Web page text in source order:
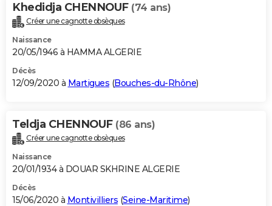
Khedidja CHENNOUF (74 ans)
Créer une cagnotte obsèques
Naissance
20/05/1946 à HAMMA ALGERIE
Décès
12/09/2020 à Martigues (Bouches-du-Rhône)
Teldja CHENNOUF (86 ans)
Créer une cagnotte obsèques
Naissance
20/01/1934 à DOUAR SKHRINE ALGERIE
Décès
15/06/2020 à Montivilliers (Seine-Maritime)